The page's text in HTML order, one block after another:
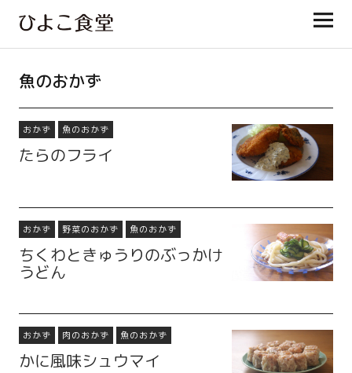
ひよこ食堂
魚のおかず
おかず 魚のおかず
たらのフライ
おかず 野菜のおかず 魚のおかず
ちくわときゅうりのぶっかけ
うどん
おかず 肉のおかず 魚のおかず
かに風味シュウマイ